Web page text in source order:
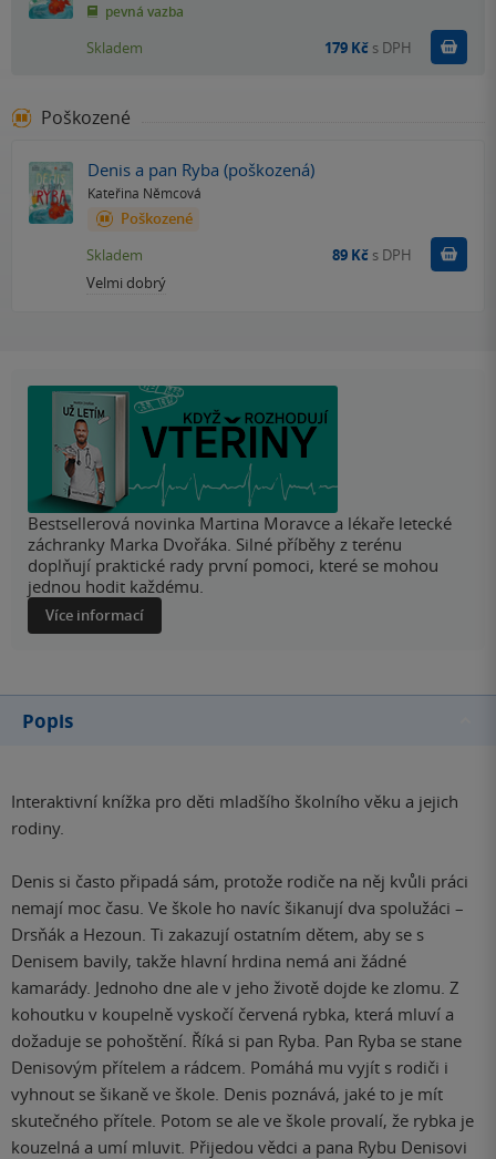
pevná vazba
Skladem 179 Kč s DPH
Poškozené
Denis a pan Ryba (poškozená)
Kateřina Němcová
Poškozené
Velmi dobrý
Skladem 89 Kč s DPH
Bestsellerová novinka Martina Moravce a lékaře letecké
záchranky Marka Dvořáka. Silné příběhy z terénu
doplňují praktické rady první pomoci, které se mohou
jednou hodit každému.
Více informací
Popis
Interaktivní knížka pro děti mladšího školního věku a jejich
rodiny.
Denis si často připadá sám, protože rodiče na něj kvůli práci
nemají moc času. Ve škole ho navíc šikanují dva spolužáci –
Drsňák a Hezoun. Ti zakazují ostatním dětem, aby se s
Denisem bavily, takže hlavní hrdina nemá ani žádné
kamarády. Jednoho dne ale v jeho životě dojde ke zlomu. Z
kohoutku v koupelně vyskočí červená rybka, která mluví a
dožaduje se pohoštění. Říká si pan Ryba. Pan Ryba se stane
Denisovým přítelem a rádcem. Pomáhá mu vyjít s rodiči i
vyhnout se šikaně ve škole. Denis poznává, jaké to je mít
skutečného přítele. Potom se ale ve škole provalí, že rybka je
kouzelná a umí mluvit. Přijedou vědci a pana Rybu Denisovi